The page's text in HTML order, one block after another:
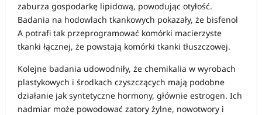
zaburza gospodarkę lipidową, powodując otyłość.
Badania na hodowlach tkankowych pokazały, że bisfenol
A potrafi tak przeprogramować komórki macierzyste
tkanki łącznej, że powstają komórki tkanki tłuszczowej.
Kolejne badania udowodniły, że chemikalia w wyrobach
plastykowych i środkach czyszczących mają podobne
działanie jak syntetyczne hormony, głównie estrogen. Ich
nadmiar może powodować zatory żylne, nowotwory i